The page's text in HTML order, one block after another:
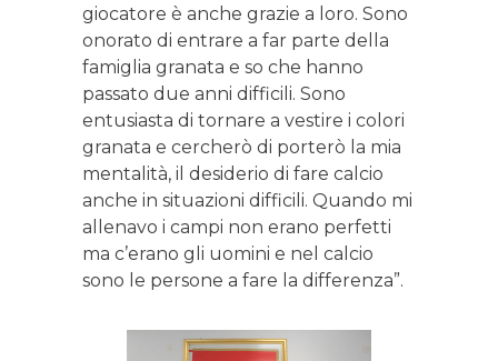
giocatore è anche grazie a loro. Sono
onorato di entrare a far parte della
famiglia granata e so che hanno
passato due anni difficili. Sono
entusiasta di tornare a vestire i colori
granata e cercherò di porterò la mia
mentalità, il desiderio di fare calcio
anche in situazioni difficili. Quando mi
allenavo i campi non erano perfetti
ma c’erano gli uomini e nel calcio
sono le persone a fare la differenza”.